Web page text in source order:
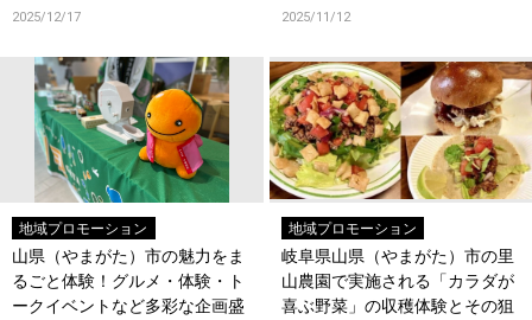
2025/12/17 2025/11/12
地域プロモーション
山県（やまがた）市の魅力をま
るごと体験！グルメ・体験・ト
ークイベントなど多彩な企画盛
地域プロモーション
岐阜県山県（やまがた）市の里
山農園で実施される「カラダが
喜ぶ野菜」の収穫体験とその狙